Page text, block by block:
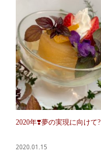
2020年❣️夢の実現に向けて?
2020.01.15